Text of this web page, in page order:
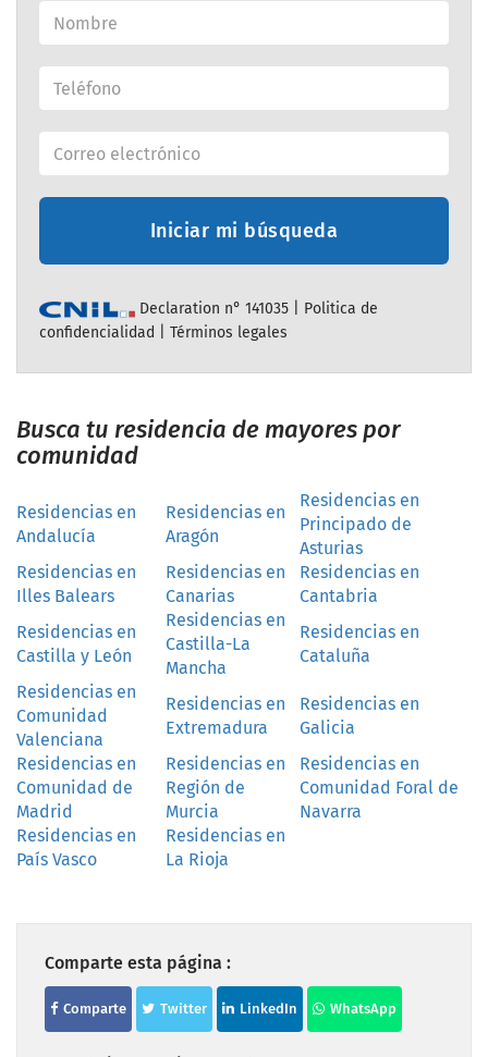
Iniciar mi búsqueda
Declaration n° 141035 | Politica de
confidencialidad
Términos legales
Busca tu residencia de mayores por
comunidad
Residencias en
Andalucía
Residencias en
Aragón
Residencias en
Principado de
Asturias
Residencias en
Illes Balears
Residencias en
Canarias
Residencias en
Cantabria
Residencias en
Castilla y León
Residencias en
Castilla-La
Mancha
Residencias en
Cataluña
Residencias en
Comunidad
Valenciana
Residencias en
Extremadura
Residencias en
Galicia
Residencias en
Comunidad de
Madrid
Residencias en
Región de
Murcia
Residencias en
Comunidad Foral de
Navarra
Residencias en
País Vasco
Residencias en
La Rioja
Comparte esta página :
Comparte Twitter LinkedIn WhatsApp